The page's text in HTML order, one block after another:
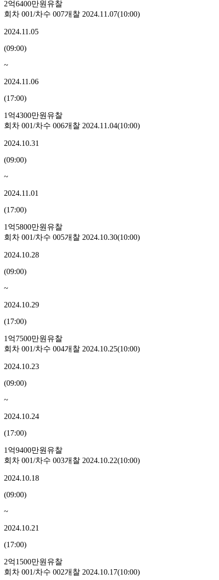
2억6400만원 유찰
회차 001/차수 007개찰 2024.11.07(10:00)
2024.11.05
(09:00)
~
2024.11.06
(17:00)
1억4300만원 유찰
회차 001/차수 006개찰 2024.11.04(10:00)
2024.10.31
(09:00)
~
2024.11.01
(17:00)
1억5800만원 유찰
회차 001/차수 005개찰 2024.10.30(10:00)
2024.10.28
(09:00)
~
2024.10.29
(17:00)
1억7500만원 유찰
회차 001/차수 004개찰 2024.10.25(10:00)
2024.10.23
(09:00)
~
2024.10.24
(17:00)
1억9400만원 유찰
회차 001/차수 003개찰 2024.10.22(10:00)
2024.10.18
(09:00)
~
2024.10.21
(17:00)
2억1500만원 유찰
회차 001/차수 002개찰 2024.10.17(10:00)